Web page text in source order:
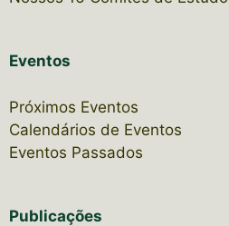
Eventos
Próximos Eventos
Calendários de Eventos
Eventos Passados
Publicações